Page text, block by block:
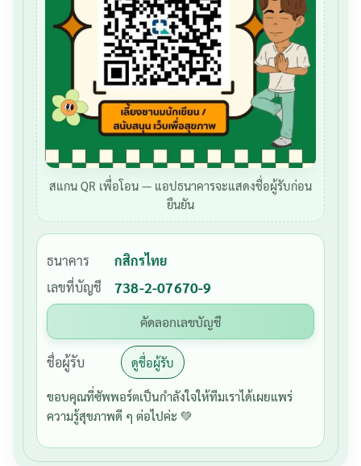
สแกน QR เพื่อโอน — แอปธนาคารจะแสดงชื่อผู้รับก่อน
ยืนยัน
ธนาคาร
กสิกรไทย
เลขที่บัญชี
738-2-07670-9
คัดลอกเลขบัญชี
ชื่อผู้รับ ดูชื่อผู้รับ
ขอบคุณที่ซัพพอร์ตเป็นกำลังใจให้ทีมเราได้เผยแพร่
ความรู้สุขภาพดี ๆ ต่อไปค่ะ 💚